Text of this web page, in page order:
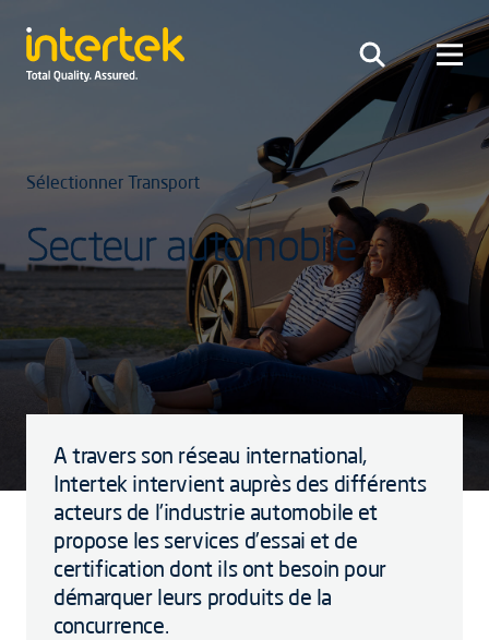
Sélectionner Transport
Secteur automobile
A travers son réseau international,
Intertek intervient auprès des différents
acteurs de l'industrie automobile et
propose les services d’essai et de
certification dont ils ont besoin pour
démarquer leurs produits de la
concurrence.